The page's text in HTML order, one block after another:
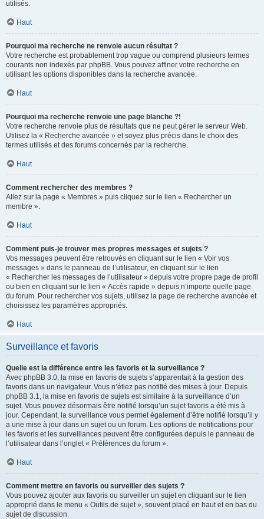
utilisés.
Haut
Pourquoi ma recherche ne renvoie aucun résultat ?
Votre recherche est probablement trop vague ou comprend plusieurs termes
courants non indexés par phpBB. Vous pouvez affiner votre recherche en
utilisant les options disponibles dans la recherche avancée.
Haut
Pourquoi ma recherche renvoie une page blanche ?!
Votre recherche renvoie plus de résultats que ne peut gérer le serveur Web.
Utilisez la « Recherche avancée » et soyez plus précis dans le choix des
termes utilisés et des forums concernés par la recherche.
Haut
Comment rechercher des membres ?
Allez sur la page « Membres » puis cliquez sur le lien « Rechercher un
membre ».
Haut
Comment puis-je trouver mes propres messages et sujets ?
Vos messages peuvent être retrouvés en cliquant sur le lien « Voir vos
messages » dans le panneau de l’utilisateur, en cliquant sur le lien
« Rechercher les messages de l’utilisateur » depuis votre propre page de profil
ou bien en cliquant sur le lien « Accès rapide » depuis n’importe quelle page
du forum. Pour rechercher vos sujets, utilisez la page de recherche avancée et
choisissez les paramètres appropriés.
Haut
Surveillance et favoris
Quelle est la différence entre les favoris et la surveillance ?
Avec phpBB 3.0, la mise en favoris de sujets s’apparentait à la gestion des
favoris dans un navigateur. Vous n’étiez pas notifié des mises à jour. Depuis
phpBB 3.1, la mise en favoris de sujets est similaire à la surveillance d’un
sujet. Vous pouvez désormais être notifié lorsqu’un sujet favoris a été mis à
jour. Cependant, la surveillance vous permet également d’être notifié lorsqu’il y
a une mise à jour dans un sujet ou un forum. Les options de notifications pour
les favoris et les surveillances peuvent être configurées depuis le panneau de
l’utilisateur dans l’onglet « Préférences du forum ».
Haut
Comment mettre en favoris ou surveiller des sujets ?
Vous pouvez ajouter aux favoris ou surveiller un sujet en cliquant sur le lien
approprié dans le menu « Outils de sujet », souvent placé en haut et en bas du
sujet de discussion.